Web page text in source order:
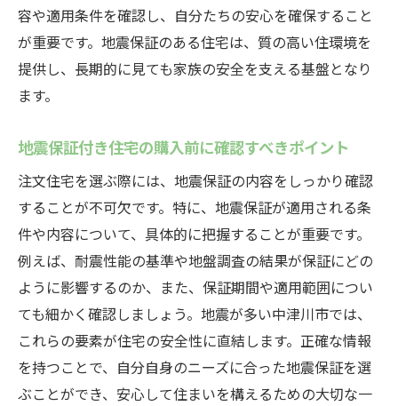
容や適用条件を確認し、自分たちの安心を確保すること
が重要です。地震保証のある住宅は、質の高い住環境を
提供し、長期的に見ても家族の安全を支える基盤となり
ます。
地震保証付き住宅の購入前に確認すべきポイント
注文住宅を選ぶ際には、地震保証の内容をしっかり確認
することが不可欠です。特に、地震保証が適用される条
件や内容について、具体的に把握することが重要です。
例えば、耐震性能の基準や地盤調査の結果が保証にどの
ように影響するのか、また、保証期間や適用範囲につい
ても細かく確認しましょう。地震が多い中津川市では、
これらの要素が住宅の安全性に直結します。正確な情報
を持つことで、自分自身のニーズに合った地震保証を選
ぶことができ、安心して住まいを構えるための大切な一